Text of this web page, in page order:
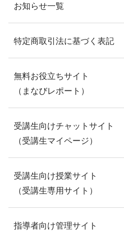
お知らせ一覧
特定商取引法に基づく表記
無料お役立ちサイト
（まなびレポート）
受講生向けチャットサイト
（受講生マイページ）
受講生向け授業サイト
（受講生専用サイト）
指導者向け管理サイト